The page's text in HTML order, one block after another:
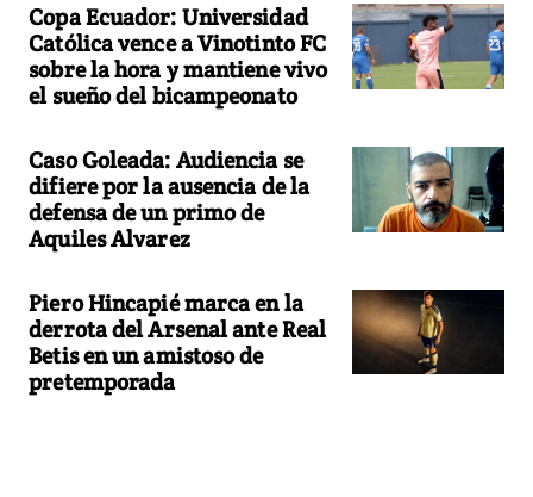
Copa Ecuador: Universidad
Católica vence a Vinotinto FC
sobre la hora y mantiene vivo
el sueño del bicampeonato
Caso Goleada: Audiencia se
difiere por la ausencia de la
defensa de un primo de
Aquiles Alvarez
Piero Hincapié marca en la
derrota del Arsenal ante Real
Betis en un amistoso de
pretemporada